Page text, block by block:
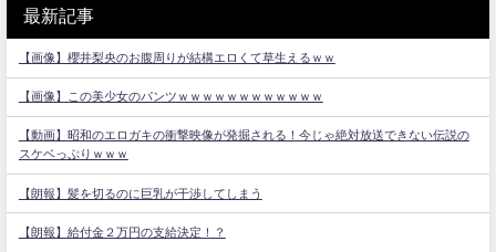
最新記事
【画像】櫻井梨央のお腹周りが結構エロくて草生えるｗｗ
【画像】この美少女のパンツｗｗｗｗｗｗｗｗｗｗｗｗ
【動画】昭和のエロガキの衝撃映像が発掘される！今じゃ絶対放送できない伝説の
スケベっぷりｗｗｗ
【朗報】髪を切るのに巨乳が干渉してしまう
【朗報】給付金２万円の支給決定！？